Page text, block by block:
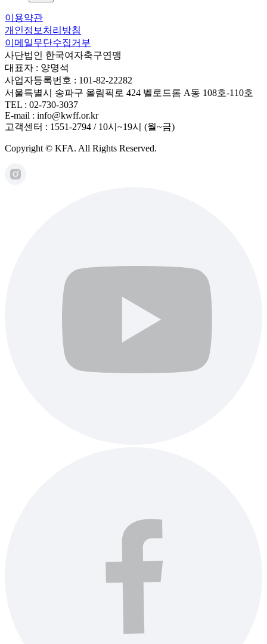
이용약관
개인정보처리방침
이메일무단수집거부
사단법인 한국여자축구연맹
대표자 : 양명석
사업자등록번호 : 101-82-22282
서울특별시 송파구 올림픽로 424 벨로드롬 A동 108호-110호
TEL : 02-730-3037
E-mail : info@kwff.or.kr
고객센터 : 1551-2794 / 10시~19시 (월~금)
Copyright © KFA. All Rights Reserved.